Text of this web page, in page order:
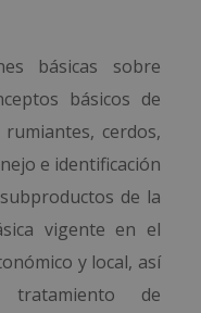
básicas sobre
básicos de
cerdos,
e identificación
de la
vigente en el
y local, así
de